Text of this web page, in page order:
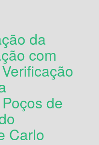
da
com
de
Carlo